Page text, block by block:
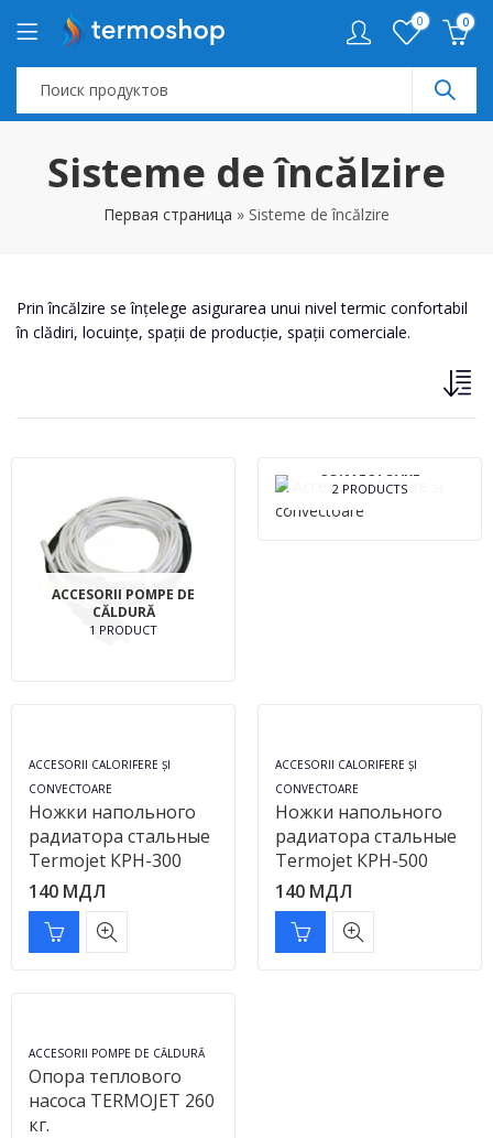
0 0
Sisteme de încălzire
Первая страница » Sisteme de încălzire
Prin încălzire se înțelege asigurarea unui nivel termic confortabil
în clădiri, locuințe, spații de producție, spații comerciale.
ACCESORII POMPE DE
CĂLDURĂ
1 PRODUCT
CONVECTOARE
2 PRODUCTS
ACCESORII CALORIFERE ȘI
CONVECTOARE
Ножки напольного
радиатора стальные
Termojet КРН-300
140 МДЛ
ACCESORII CALORIFERE ȘI
CONVECTOARE
Ножки напольного
радиатора стальные
Termojet КРН-500
140 МДЛ
ACCESORII POMPE DE CĂLDURĂ
Опора теплового
насоса TERMOJET 260
кг.